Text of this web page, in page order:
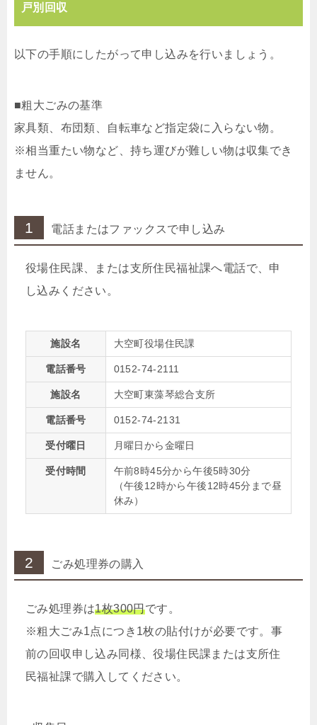
戸別回収
以下の手順にしたがって申し込みを行いましょう。
■粗大ごみの基準
家具類、布団類、自転車など指定袋に入らない物。
※相当重たい物など、持ち運びが難しい物は収集でき
ません。
1 電話またはファックスで申し込み
役場住民課、または支所住民福祉課へ電話で、申
し込みください。
施設名 大空町役場住民課
電話番号 0152-74-2111
施設名 大空町東藻琴総合支所
電話番号 0152-74-2131
受付曜日 月曜日から金曜日
受付時間
午前8時45分から午後5時30分
（午後12時から午後12時45分まで昼
休み）
2 ごみ処理券の購入
ごみ処理券は1枚300円です。
※粗大ごみ1点につき1枚の貼付けが必要です。事
前の回収申し込み同様、役場住民課または支所住
民福祉課で購入してください。